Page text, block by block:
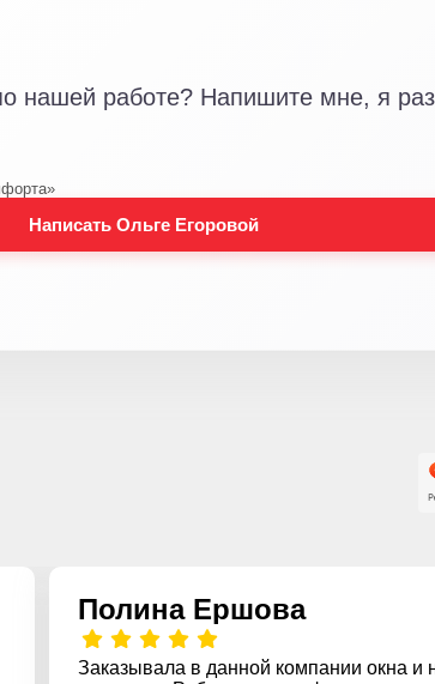
нашей работе? Напишите мне, я
Написать Ольге Егоровой
Полина Ершова
Заказывала в данной компании окна и